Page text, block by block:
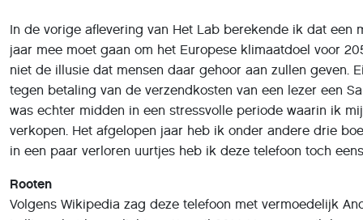
niet de illusie dat mensen daar gehoor aan zullen geven.
tegen betaling van de verzendkosten van een lezer een
was echter midden in een stressvolle periode waarin ik
verkopen. Het afgelopen jaar heb ik onder andere drie
in een paar verloren uurtjes heb ik deze telefoon toch
Rooten
Lollipop het levenslicht op 11 april 2014. Voor zover ik kan
Europa begin augustus 2017 de Android security patch